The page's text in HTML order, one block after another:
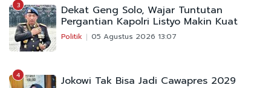
3 Dekat Geng Solo, Wajar Tuntutan
Pergantian Kapolri Listyo Makin Kuat
Politik 05 Agustus 2026 13:07
4 Jokowi Tak Bisa Jadi Cawapres 2029